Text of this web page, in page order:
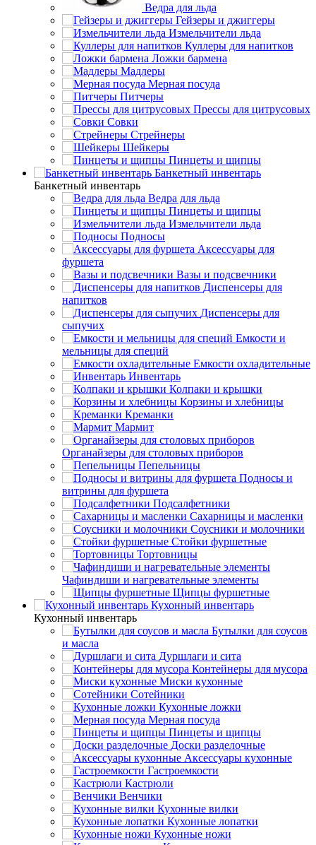
Ведра для льда
Гейзеры и джиггеры
Измельчители льда
Куллеры для напитков
Ложки бармена
Мадлеры
Мерная посуда
Питчеры
Прессы для цитрусовых
Совки
Стрейнеры
Шейкеры
Пинцеты и щипцы
Банкетный инвентарь
Банкетный инвентарь
Ведра для льда
Пинцеты и щипцы
Измельчители льда
Подносы
Аксессуары для
фуршета
Вазы и подсвечники
Диспенсеры для
напитков
Диспенсеры для
сыпучих
Емкости и
мельницы для специй
Емкости охладительные
Инвентарь
Колпаки и крышки
Корзины и хлебницы
Креманки
Мармит
Органайзеры для столовых приборов
Пепельницы
Подносы и
витрины для фуршета
Подсалфетники
Сахарницы и масленки
Соусники и молочники
Стойки фуршетные
Тортовницы
Чафиндиши и нагревательные элементы
Щипцы фуршетные
Кухонный инвентарь
Кухонный инвентарь
Бутылки для соусов
и масла
Дуршлаги и сита
Контейнеры для мусора
Миски кухонные
Сотейники
Кухонные ложки
Мерная посуда
Пинцеты и щипцы
Доски разделочные
Аксессуары кухонные
Гастроемкости
Кастрюли
Венчики
Кухонные вилки
Кухонные лопатки
Кухонные ножи